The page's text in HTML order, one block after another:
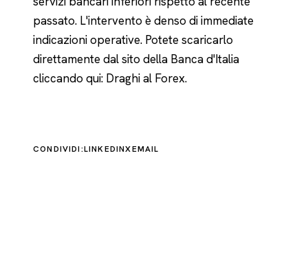
passato. L'intervento è denso di immediate
indicazioni operative. Potete scaricarlo
direttamente dal sito della Banca d'Italia
cliccando qui: Draghi al Forex.
CONDIVIDI:LINKEDINXEMAIL